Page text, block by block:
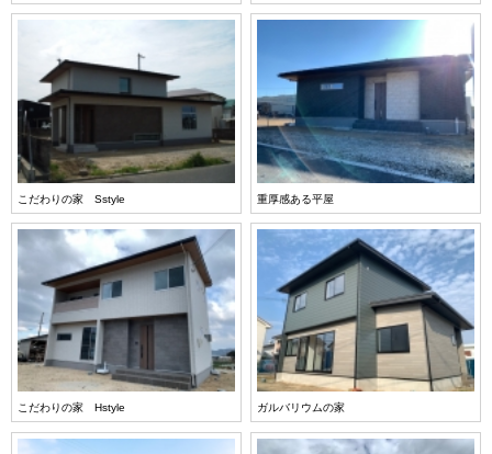
こだわりの家 Sstyle 重厚感ある平屋
こだわりの家 Hstyle ガルバリウムの家